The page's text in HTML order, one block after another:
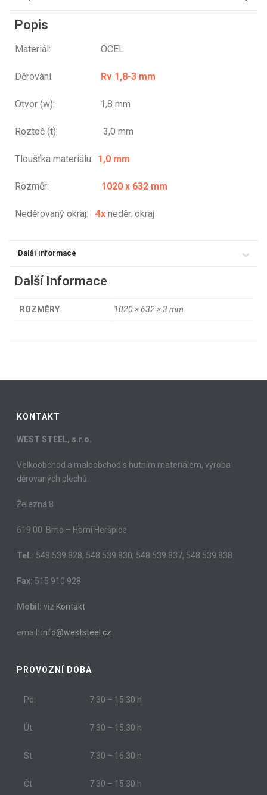
Popis
Materiál: OCEL
Děrování: Rv 1,8-3 mm
Otvor (w): 1,8 mm
Rozteč (t): 3,0 mm
Tloušťka materiálu: 1,0 mm
Rozměr: 1020 x 632 mm
Neděrovaný okraj: 4x neděr. okraj
Další informace
Další Informace
ROZMĚRY 1020 × 632 × 3 mm
KONTAKT
WEST STEEL, s.r.o.
Velkoobchod a maloobchod s hutním materiálem, výroba
děrovaných plechů.
Železná 8
619 00 Brno – Horní Heršpice
Tel.: 548 539 828, 548 539 830, 548 539 837, 548 539 838
Fax: 515 910 928
Mobil: viz Kontakt
email: info@weststeel.cz
PROVOZNÍ DOBA
Po: 7.30 – 15.30 h
Út: 7.30 – 15.30 h
St: 7.30 – 16.30 h
Čt: 7.30 – 15.30 h